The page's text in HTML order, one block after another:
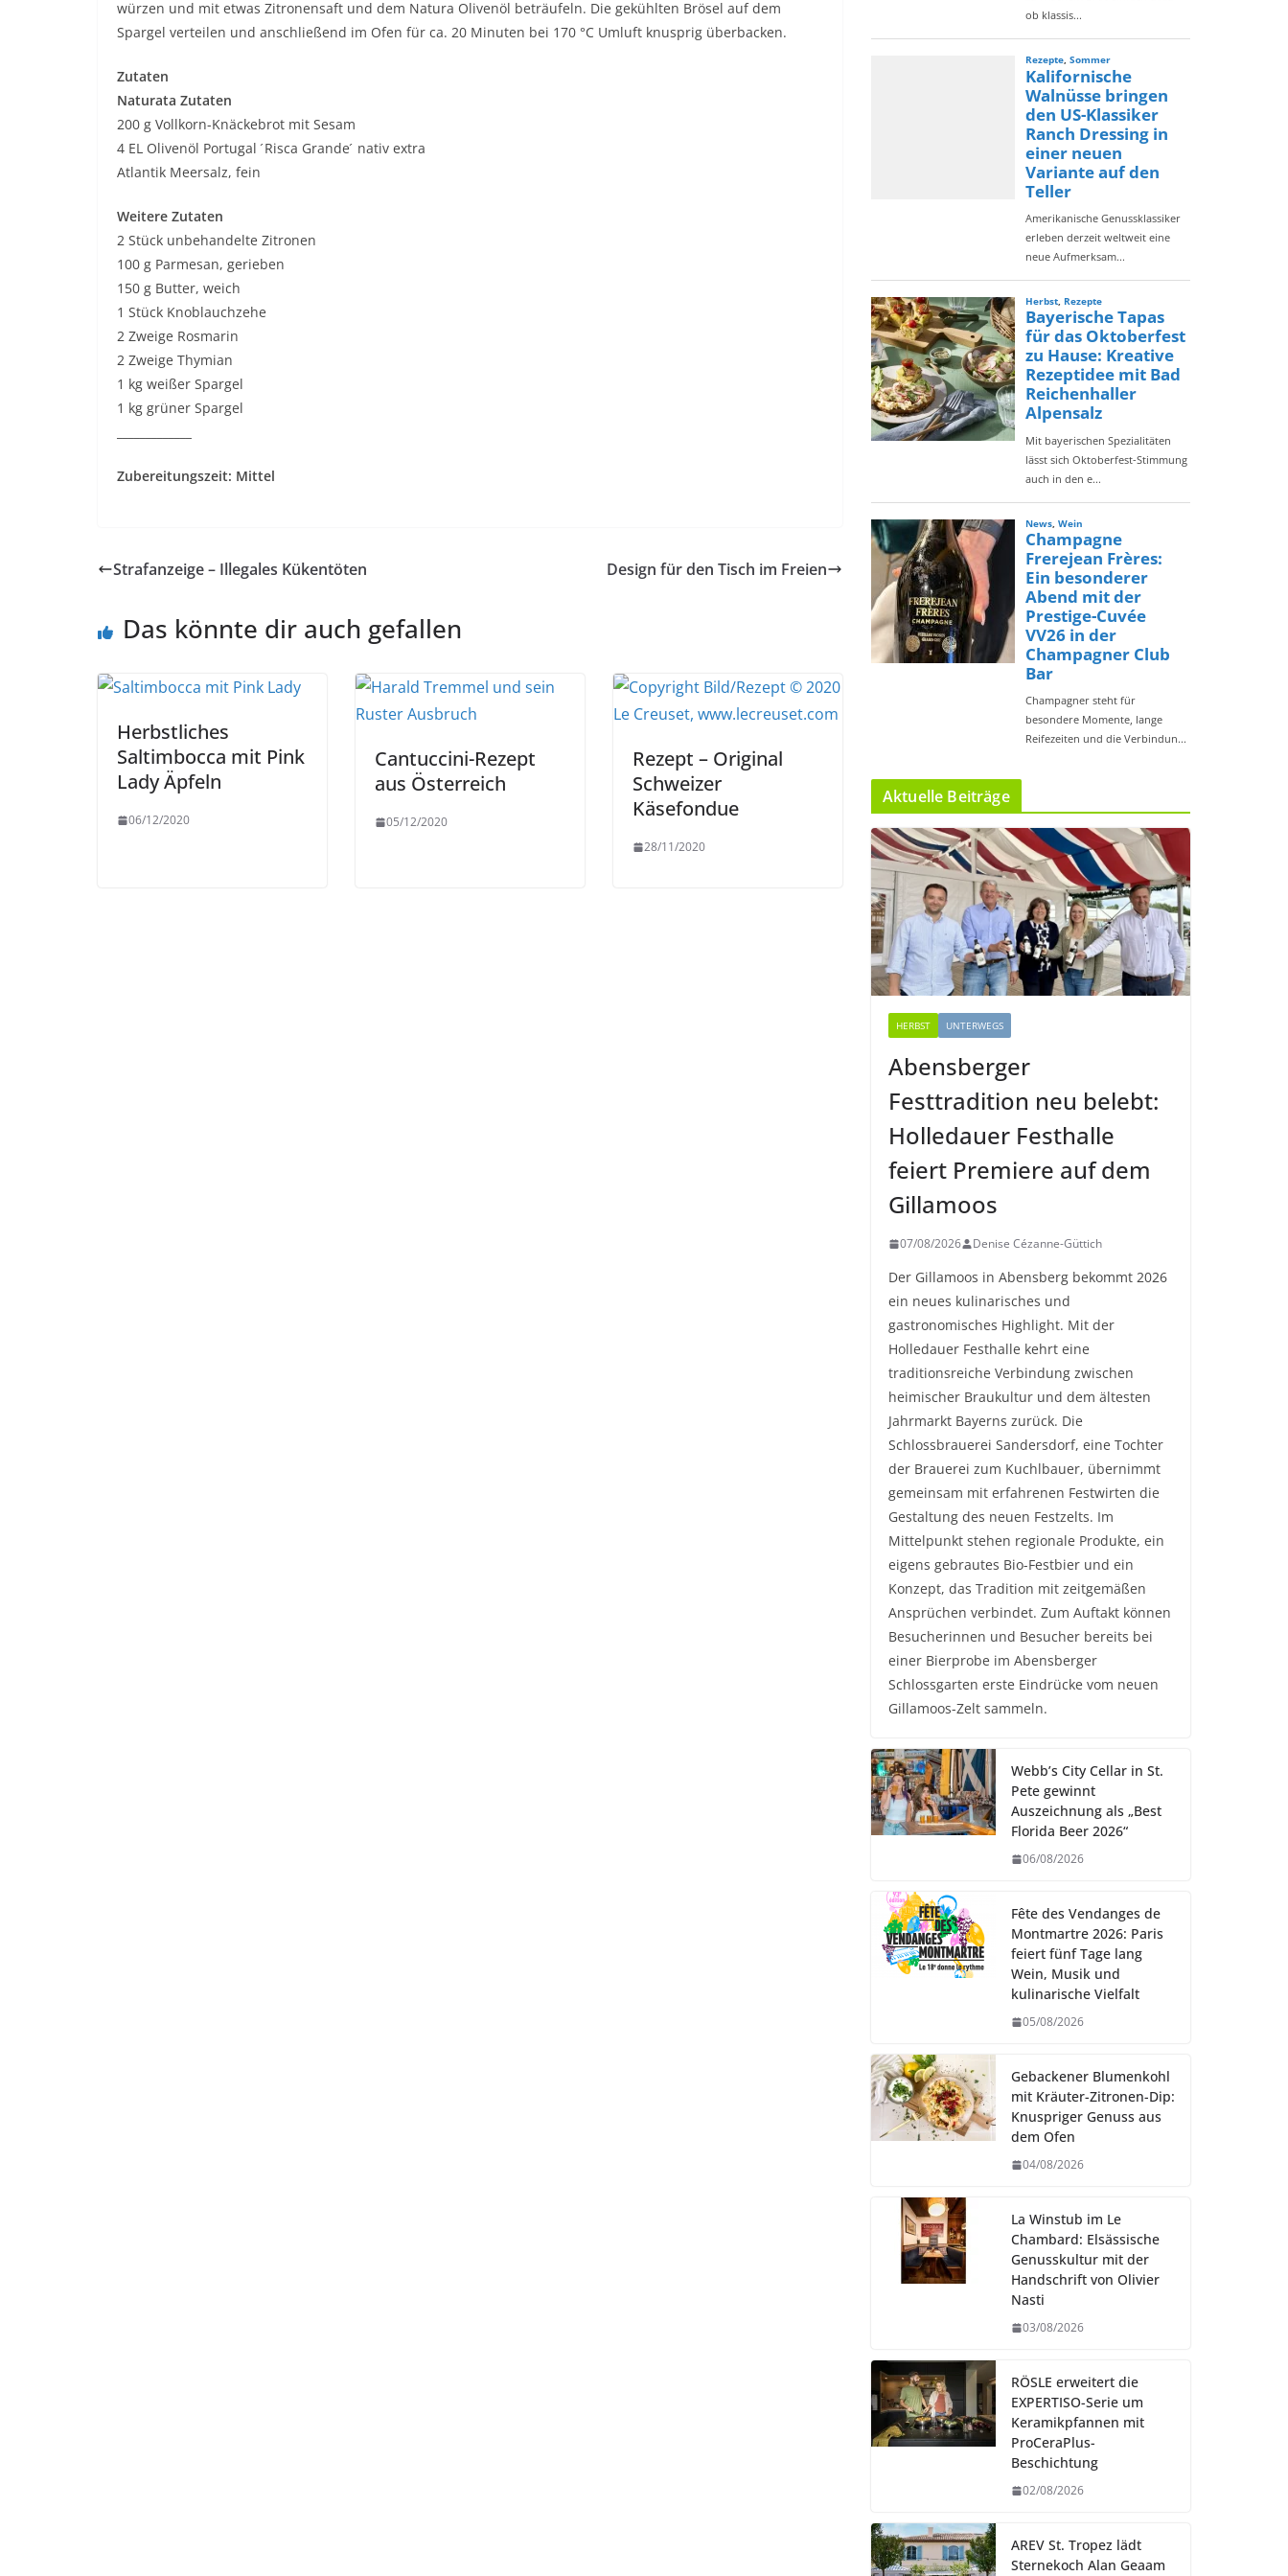
würzen und mit etwas Zitronensaft und dem Natura Olivenöl beträufeln. Die gekühlten Brösel auf dem
Spargel verteilen und anschließend im Ofen für ca. 20 Minuten bei 170 °C Umluft knusprig überbacken.
Zutaten
Naturata Zutaten
200 g Vollkorn-Knäckebrot mit Sesam
4 EL Olivenöl Portugal ́Risca Grande ́ nativ extra
Atlantik Meersalz, fein
Weitere Zutaten
2 Stück unbehandelte Zitronen
100 g Parmesan, gerieben
150 g Butter, weich
1 Stück Knoblauchzehe
2 Zweige Rosmarin
2 Zweige Thymian
1 kg weißer Spargel
1 kg grüner Spargel
Zubereitungszeit: Mittel
Strafanzeige – Illegales Kükentöten Design für den Tisch im Freien
Das könnte dir auch gefallen
Herbstliches
Saltimbocca mit Pink
Lady Äpfeln
06/12/2020
Cantuccini-Rezept
aus Österreich
05/12/2020
Rezept – Original
Schweizer
Käsefondue
28/11/2020
Aktuelle Beiträge
HERBST UNTERWEGS
Abensberger
Festtradition neu belebt:
Holledauer Festhalle
feiert Premiere auf dem
Gillamoos
07/08/2026 Denise Cézanne-Güttich
Der Gillamoos in Abensberg bekommt 2026
ein neues kulinarisches und
gastronomisches Highlight. Mit der
Holledauer Festhalle kehrt eine
traditionsreiche Verbindung zwischen
heimischer Braukultur und dem ältesten
Jahrmarkt Bayerns zurück. Die
Schlossbrauerei Sandersdorf, eine Tochter
der Brauerei zum Kuchlbauer, übernimmt
gemeinsam mit erfahrenen Festwirten die
Gestaltung des neuen Festzelts. Im
Mittelpunkt stehen regionale Produkte, ein
eigens gebrautes Bio-Festbier und ein
Konzept, das Tradition mit zeitgemäßen
Ansprüchen verbindet. Zum Auftakt können
Besucherinnen und Besucher bereits bei
einer Bierprobe im Abensberger
Schlossgarten erste Eindrücke vom neuen
Gillamoos-Zelt sammeln.
Webb’s City Cellar in St.
Pete gewinnt
Auszeichnung als „Best
Florida Beer 2026“
06/08/2026
Fête des Vendanges de
Montmartre 2026: Paris
feiert fünf Tage lang
Wein, Musik und
kulinarische Vielfalt
05/08/2026
Gebackener Blumenkohl
mit Kräuter-Zitronen-Dip:
Knuspriger Genuss aus
dem Ofen
04/08/2026
La Winstub im Le
Chambard: Elsässische
Genusskultur mit der
Handschrift von Olivier
Nasti
03/08/2026
RÖSLE erweitert die
EXPERTISO-Serie um
Keramikpfannen mit
ProCeraPlus-
Beschichtung
02/08/2026
AREV St. Tropez lädt
Sternekoch Alan Geaam